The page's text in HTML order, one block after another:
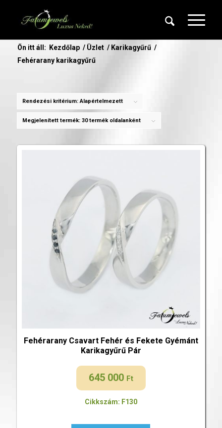
Ön itt áll: Kezdőlap / Üzlet / Karikagyűrű /
Fehérarany karikagyűrű
Rendezési kritérium:Alapértelmezett
Megjelenített termék: 30 termék oldalanként
Fehérarany Csavart Fehér és Fekete Gyémánt
Karikagyűrű Pár
645 000 Ft
Cikkszám: F130